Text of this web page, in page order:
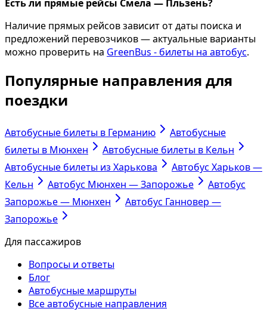
Есть ли прямые рейсы Смела — Пльзень?
Наличие прямых рейсов зависит от даты поиска и
предложений перевозчиков — актуальные варианты
можно проверить на GreenBus - билеты на автобус.
Популярные направления для
поездки
Автобусные билеты в Германию
Автобусные
билеты в Мюнхен
Автобусные билеты в Кельн
Автобусные билеты из Харькова
Автобус Харьков —
Кельн
Автобус Мюнхен — Запорожье
Автобус
Запорожье — Мюнхен
Автобус Ганновер —
Запорожье
Для пассажиров
Вопросы и ответы
Блог
Автобусные маршруты
Все автобусные направления